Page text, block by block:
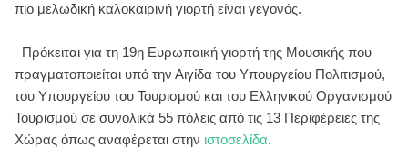
πιο μελωδική καλοκαιρινή γιορτή είναι γεγονός.
Πρόκειται για τη 19η Ευρωπαική γιορτή της Μουσικής που
πραγματοποιείται υπό την Αιγίδα του Υπουργείου Πολιτισμού,
του Υπουργείου του Τουρισμού και του Ελληνικού Οργανισμού
Τουρισμού σε συνολικά 55 πόλεις από τις 13 Περιφέρειες της
Χώρας όπως αναφέρεται στην ιστοσελίδα.